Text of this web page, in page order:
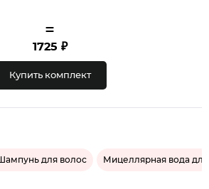
=
1725 ₽
Купить комплект
Шампунь для волос Мицеллярная вода